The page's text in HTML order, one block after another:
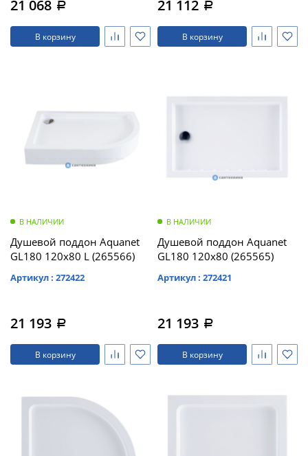
21 068 a
В корзину
21 112 a
В корзину
В НАЛИЧИИ
Душевой поддон Aquanet
GL180 120x80 L (265566)
Артикул : 272422
21 193 a
В корзину
В НАЛИЧИИ
Душевой поддон Aquanet
GL180 120x80 (265565)
Артикул : 272421
21 193 a
В корзину